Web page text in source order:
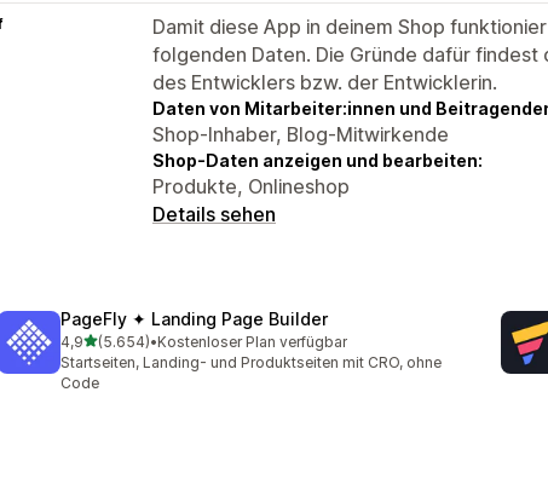
Damit diese App in deinem Shop
folgenden Daten. Die Gründe dafür findest
des Entwicklers bzw. der Entwicklerin.
Daten von Mitarbeiter:innen und
Shop-Inhaber, Blog-Mitwirkende
Shop-Daten anzeigen und bearbeiten:
Produkte, Onlineshop
Details sehen
PageFly ✦ Landing Page Builder
4,9von 5 Sternen
(5.654)
5654 Rezensionen insgesamt
•Kostenloser Plan verfügbar
Startseiten, Landing- und Produktseiten mit CRO, ohne
Code